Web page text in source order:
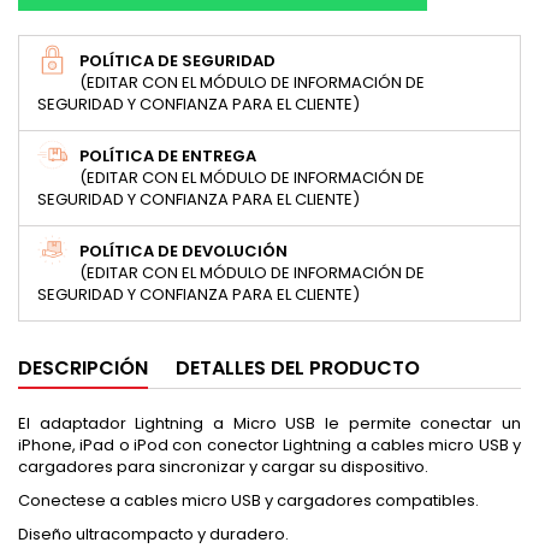
POLÍTICA DE SEGURIDAD
(EDITAR CON EL MÓDULO DE INFORMACIÓN DE
SEGURIDAD Y CONFIANZA PARA EL CLIENTE)
POLÍTICA DE ENTREGA
(EDITAR CON EL MÓDULO DE INFORMACIÓN DE
SEGURIDAD Y CONFIANZA PARA EL CLIENTE)
POLÍTICA DE DEVOLUCIÓN
(EDITAR CON EL MÓDULO DE INFORMACIÓN DE
SEGURIDAD Y CONFIANZA PARA EL CLIENTE)
DESCRIPCIÓN DETALLES DEL PRODUCTO
El adaptador Lightning a Micro USB le permite conectar un
iPhone, iPad o iPod con conector Lightning a cables micro USB y
cargadores para sincronizar y cargar su dispositivo.
Conectese a cables micro USB y cargadores compatibles.
Diseño ultracompacto y duradero.